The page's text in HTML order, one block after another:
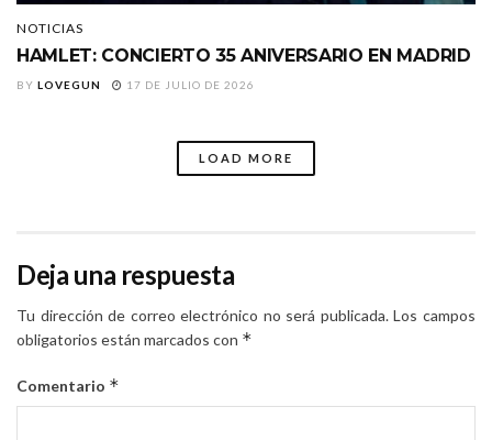
NOTICIAS
HAMLET: CONCIERTO 35 ANIVERSARIO EN MADRID
BY LOVEGUN 17 DE JULIO DE 2026
LOAD MORE
Deja una respuesta
Tu dirección de correo electrónico no será publicada. Los campos
obligatorios están marcados con *
Comentario *